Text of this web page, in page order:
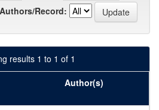
Authors/Record:
results 1 to 1 of 1
Author(s)